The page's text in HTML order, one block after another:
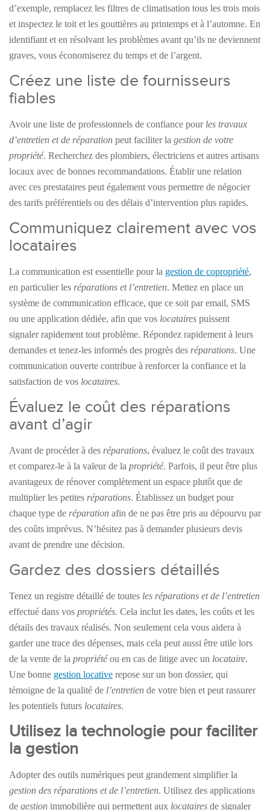
d’exemple, remplacez les filtres de climatisation tous les trois mois
et inspectez le toit et les gouttières au printemps et à l’automne. En
identifiant et en résolvant les problèmes avant qu’ils ne deviennent
graves, vous économiserez du temps et de l’argent.
Créez une liste de fournisseurs
fiables
Avoir une liste de professionnels de confiance pour les travaux
d’entretien et de réparation peut faciliter la gestion de votre
propriété. Recherchez des plombiers, électriciens et autres artisans
locaux avec de bonnes recommandations. Établir une relation
avec ces prestataires peut également vous permettre de négocier
des tarifs préférentiels ou des délais d’intervention plus rapides.
Communiquez clairement avec vos
locataires
La communication est essentielle pourla gestion de copropriété,
en particulier les réparations et l’entretien. Mettez en place un
système de communication efficace, que ce soit par email, SMS
ou une application dédiée, afin que vos locataires puissent
signaler rapidement tout problème. Répondez rapidement à leurs
demandes et tenez-les informés des progrès des réparations. Une
communication ouverte contribue à renforcer la confiance et la
satisfaction de vos locataires.
Évaluez le coût des réparations
avant d’agir
Avant de procéder à des réparations, évaluez le coût des travaux
et comparez-le à la valeur de la propriété. Parfois, il peut être plus
avantageux de rénover complètement un espace plutôt que de
multiplier les petites réparations. Établissez un budget pour
chaque type de réparation afin de ne pas être pris au dépourvu par
des coûts imprévus. N’hésitez pas à demander plusieurs devis
avant de prendre une décision.
Gardez des dossiers détaillés
Tenez un registre détaillé de toutes les réparations et de l’entretien
effectué dans vos propriétés. Cela inclut les dates, les coûts et les
détails des travaux réalisés. Non seulement cela vous aidera à
garder une trace des dépenses, mais cela peut aussi être utile lors
de la vente de la propriétéou en cas de litige avec un locataire.
Une bonne gestion locative repose sur un bon dossier, qui
témoigne de la qualité de l’entretien de votre bien et peut rassurer
les potentiels futurs locataires.
Utilisez la technologie pour faciliter
la gestion
Adopter des outils numériques peut grandement simplifier la
gestion des réparations et de l’entretien. Utilisez des applications
de gestion immobilière qui permettent aux locataires de signaler